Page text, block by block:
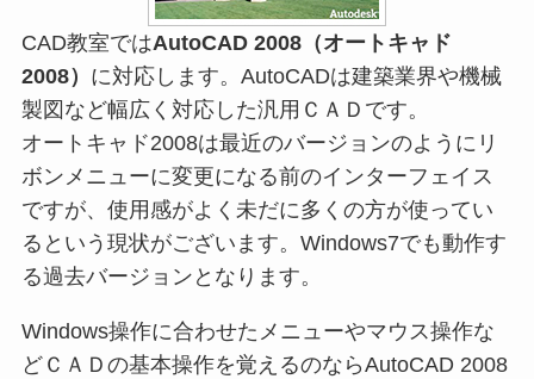
CAD教室ではAutoCAD 2008（オートキャド
2008） に対応します。AutoCADは建築業界や機械
製図など幅広く対応した汎用ＣＡＤです。
オートキャド2008は最近のバージョンのようにリ
ボンメニューに変更になる前のインターフェイス
ですが、使用感がよく未だに多くの方が使ってい
るという現状がございます。Windows7でも動作す
る過去バージョンとなります。
Windows操作に合わせたメニューやマウス操作な
どＣＡＤの基本操作を覚えるのならAutoCAD 2008